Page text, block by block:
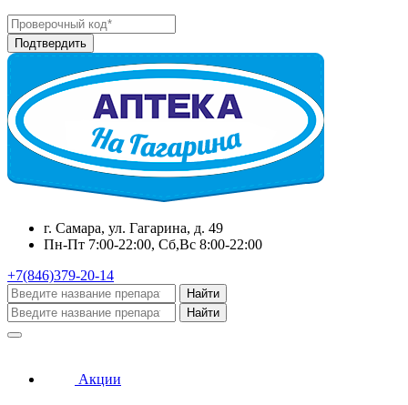
г. Самара, ул. Гагарина, д. 49
Пн-Пт 7:00-22:00, Сб,Вс 8:00-22:00
+7(846)379-20-14
Найти
Найти
Акции